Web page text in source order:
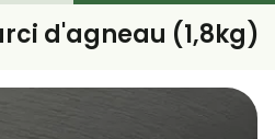
d'agneau (1,8kg)